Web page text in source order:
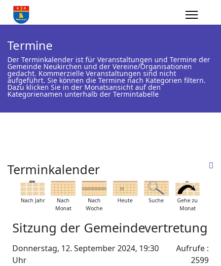
Termine
Der Terminkalender ist für Veranstaltungen und Termine der
Gemeinde Neukirchen und der Vereine/Organisationen
gedacht. Kommerzielle Veranstaltungen sind nicht
aufgeführt. Sie können die Termine nach Kategorien filtern.
Dazu klicken Sie in der Monatsansicht auf den
Kategorienamen unterhalb der Termintabelle
Terminkalender
Nach Jahr
Nach
Monat
Nach
Woche
Heute Suche
Gehe zu
Monat
Sitzung der Gemeindevertretung
Donnerstag, 12. September 2024, 19:30
Uhr
Aufrufe :
2599